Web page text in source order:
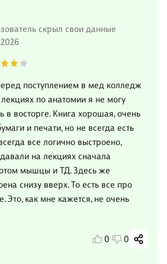
скрыл свои данные
поступлением в мед колледж
лекциях по анатомии я не могу
в восторге. Книга хорошая, очень
и печати, но не всегда есть
все логично выстроено,
на лекциях сначала
мышцы и ТД. Здесь же
снизу вверх. То есть все про
Это, как мне кажется, не очень
0 0